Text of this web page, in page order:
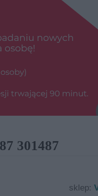
301487
sklep: